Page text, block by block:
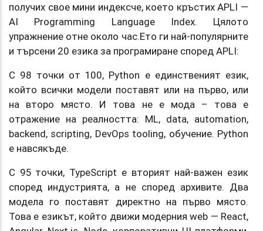
получих свое мини индексче, което кръстих APLI —
AI Programming Language Index. Цялото
упражнение отне около час.Ето ги най-популярните
и търсени 20 езика за програмиране според APLI:
С 98 точки от 100, Python е единственият език,
който всички модели поставят или на първо, или
на второ място. И това не е мода – това е
отражение на реалността: ML, data, automation,
backend, scripting, DevOps tooling, обучение. Python
е навсякъде.
С 95 точки, TypeScript е вторият най-важен език
според индустрията, а не според архивите. Два
модела го поставят директно на първо място.
Това е езикът, който движи модерния web — React,